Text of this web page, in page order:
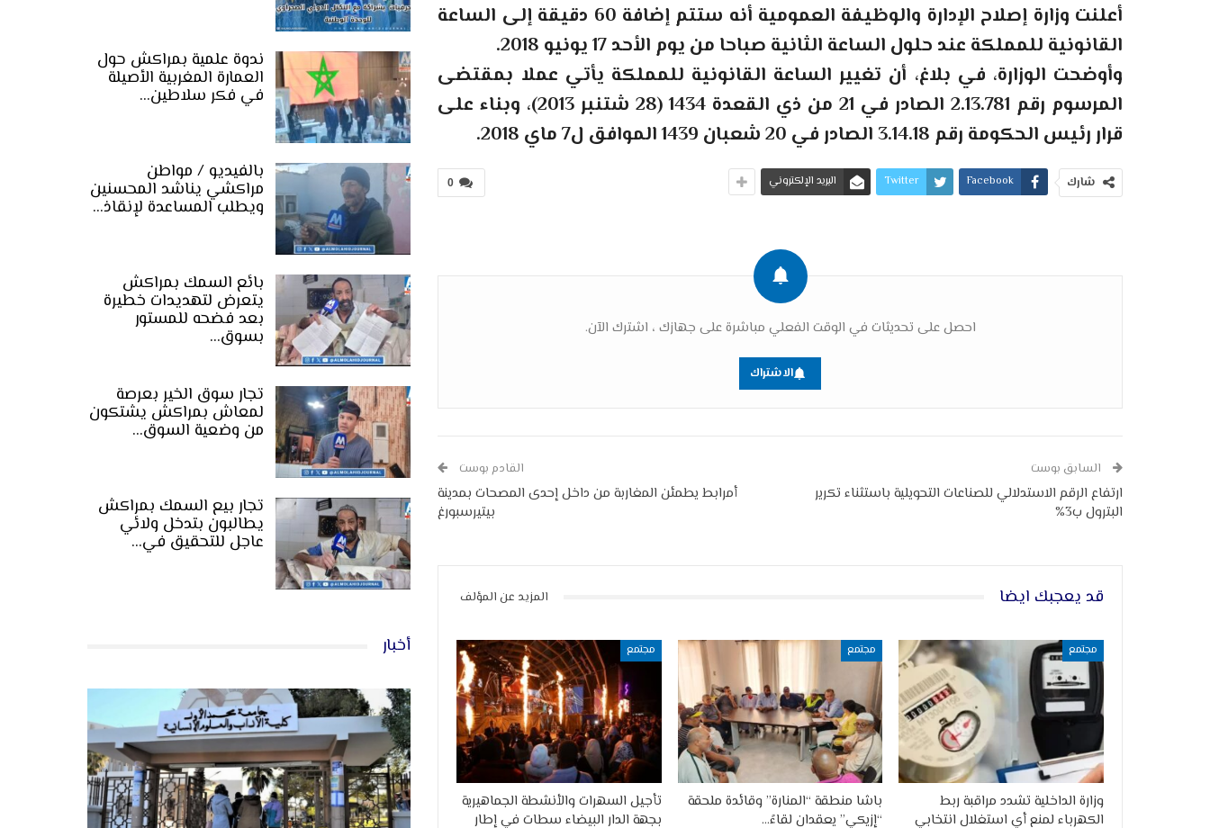
أعلنت وزارة إصلاح الإدارة والوظيفة العمومية أنه ستتم إضافة 60 دقيقة إلى الساعة
القانونية للمملكة عند حلول الساعة الثانية صباحا من يوم الأحد 17 يونيو 2018.
وأوضحت الوزارة، في بلاغ، أن تغيير الساعة القانونية للمملكة يأتي عملا بمقتضى
المرسوم رقم 2.13.781 الصادر في 21 من ذي القعدة 1434 (28 شتنبر 2013)، وبناء على
قرار رئيس الحكومة رقم 3.14.18 الصادر في 20 شعبان 1439 الموافق ل7 ماي 2018.
0 شارك Facebook
Twitter البريد الإلكتروني
احصل على تحديثات في الوقت الفعلي مباشرة على جهازك ، اشترك الآن.
الاشتراك
السابق بوست
ارتفاع الرقم الاستدلالي للصناعات التحويلية باستثناء تكرير
البترول ب3%
القادم بوست
أمرابط يطمئن المغاربة من داخل إحدى المصحات بمدينة
بيتيرسبورغ
قد يعجبك ايضا المزيد عن المؤلف
مجتمع
وزارة الداخلية تشدد مراقبة ربط
الكهرباء لمنع أي استغلال انتخابي
مجتمع
باشا منطقة “المنارة” وقائدة ملحقة
“إزيكي” يعقدان لقاءً…
مجتمع
تأجيل السهرات والأنشطة الجماهيرية
بجهة الدار البيضاء سطات في إطار
ندوة علمية بمراكش حول
العمارة المغربية الأصيلة
في فكر سلاطين…
بالفيديو / مواطن
مراكشي يناشد المحسنين
ويطلب المساعدة لإنقاذ…
بائع السمك بمراكش
يتعرض لتهديدات خطيرة
بعد فضحه للمستور
بسوق…
تجار سوق الخير بعرصة
لمعاش بمراكش يشتكون
من وضعية السوق…
تجار بيع السمك بمراكش
يطالبون بتدخل ولائي
عاجل للتحقيق في…
أخبار